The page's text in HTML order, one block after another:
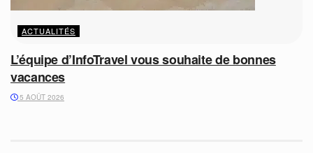
ACTUALITÉS
L’équipe d’InfoTravel vous souhaite de bonnes
vacances
5 AOÛT 2026